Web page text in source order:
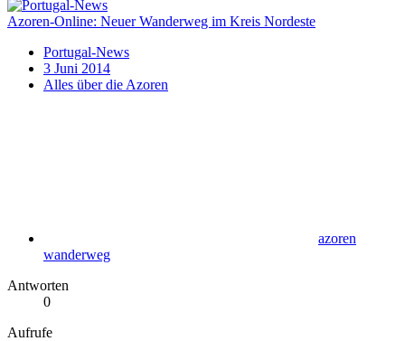
Azoren-Online: Neuer Wanderweg im Kreis Nordeste
Portugal-News
3 Juni 2014
Alles über die Azoren
azoren
wanderweg
Antworten
0
Aufrufe